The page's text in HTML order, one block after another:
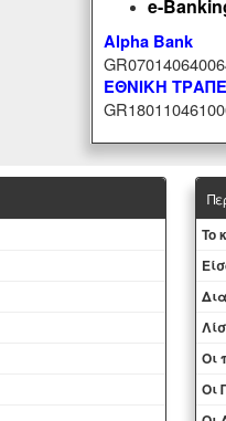
e-
Alpha Bank
ΕΘΝΙΚΗ
To
Oι
Οι